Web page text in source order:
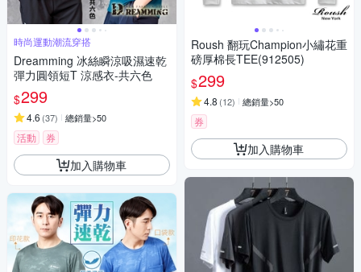
時尚運動潮流穿搭
Dreamming 冰絲瞬涼吸濕速乾
彈力圓領短T 涼感衣-共六色
$299
4.6 (37) 總銷量>50
活動 券
加入購物車
Roush 翻玩Champion小繡花重
磅厚棉長TEE(912505)
$299
4.8 (12) 總銷量>50
券
加入購物車